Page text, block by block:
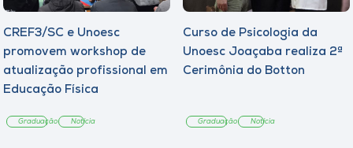
CREF3/SC e Unoesc
promovem workshop de
atualização profissional em
Educação Física
Graduação Notícia
Curso de Psicologia da
Unoesc Joaçaba realiza 2ª
Cerimônia do Botton
Graduação Notícia